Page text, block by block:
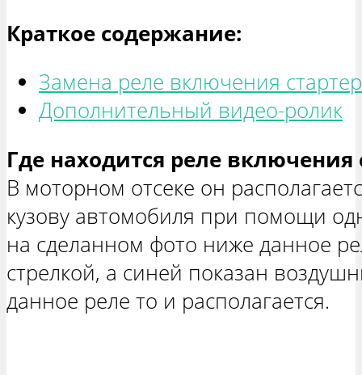
Краткое содержание:
Замена реле включения
Дополнительный видео-ролик
Где находится реле включения
В моторном отсеке он
кузову автомобиля при помощи
на сделанном фото ниже данное
стрелкой, а синей показан
данное реле то и располагается.